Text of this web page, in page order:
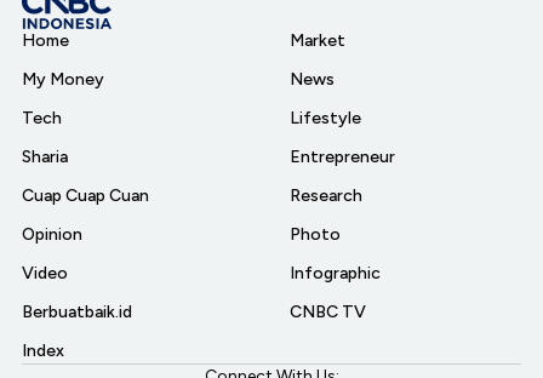
Home
My Money
Tech
Sharia
Cuap Cuap Cuan
Opinion
Video
Berbuatbaik.id
Index
Market
News
Lifestyle
Entrepreneur
Research
Photo
Infographic
CNBC TV